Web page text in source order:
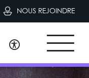
NOUS REJOINDRE